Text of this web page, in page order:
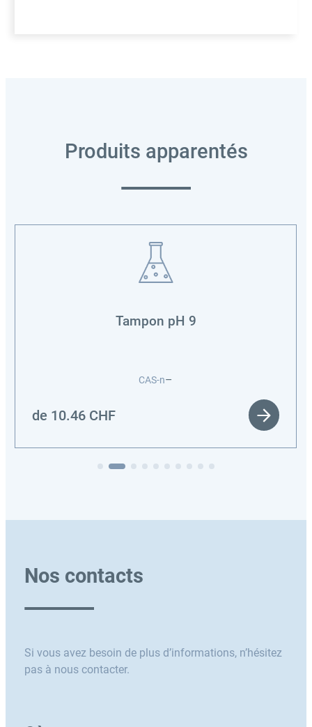
Produits apparentés
Tampon pH 9
CAS-n–
de 10.46 CHF
Nos contacts
Si vous avez besoin de plus d’informations, n’hésitez
pas à nous contacter.